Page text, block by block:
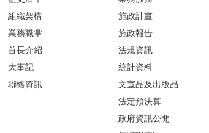
組織架構
業務職掌
首長介紹
大事記
聯絡資訊
施政計畫
施政報告
法規資訊
統計資料
文宣品及出版品
法定預決算
政府資訊公開